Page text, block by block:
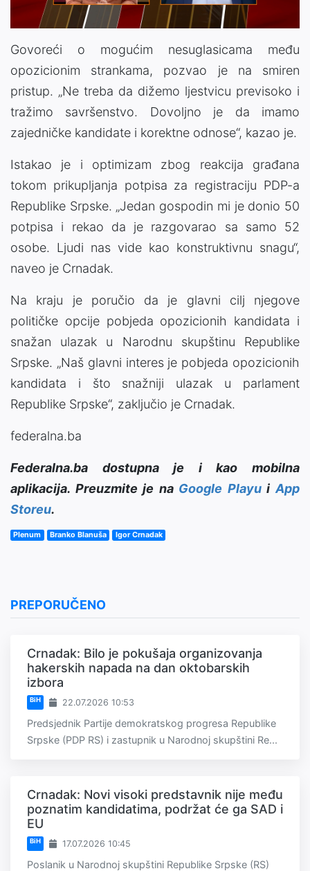
Govoreći o mogućim nesuglasicama među
opozicionim strankama, pozvao je na smiren
pristup. „Ne treba da dižemo ljestvicu previsoko i
tražimo savršenstvo. Dovoljno je da imamo
zajedničke kandidate i korektne odnose“, kazao je.
Istakao je i optimizam zbog reakcija građana
tokom prikupljanja potpisa za registraciju PDP-a
Republike Srpske. „Jedan gospodin mi je donio 50
potpisa i rekao da je razgovarao sa samo 52
osobe. Ljudi nas vide kao konstruktivnu snagu“,
naveo je Crnadak.
Na kraju je poručio da je glavni cilj njegove
političke opcije pobjeda opozicionih kandidata i
snažan ulazak u Narodnu skupštinu Republike
Srpske. „Naš glavni interes je pobjeda opozicionih
kandidata i što snažniji ulazak u parlament
Republike Srpske“, zaključio je Crnadak.
federalna.ba
Federalna.ba dostupna je i kao mobilna
aplikacija. Preuzmite je na Google PlayuiApp
Storeu.
Plenum Branko Blanuša Igor Crnadak
PREPORUČENO
Crnadak: Bilo je pokušaja organizovanja
hakerskih napada na dan oktobarskih
izbora
BiH 22.07.2026 10:53
Predsjednik Partije demokratskog progresa Republike
Srpske (PDP RS) i zastupnik u Narodnoj skupštini Re...
Crnadak: Novi visoki predstavnik nije među
poznatim kandidatima, podržat će ga SAD i
EU
BiH 17.07.2026 10:45
Poslanik u Narodnoj skupštini Republike Srpske (RS)